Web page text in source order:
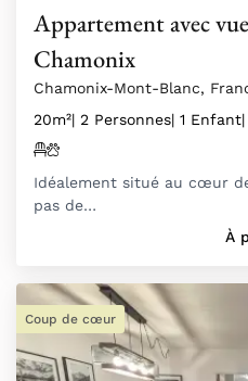
Appartement avec
Chamonix
Chamonix-Mont-Blanc,
20m²| 2 Personnes| 1 Enfant
Idéalement situé au cœur
pas de…
À
Coup de cœur